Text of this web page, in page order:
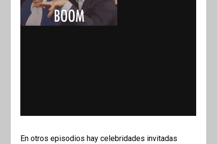
En otros episodios hay celebridades invitadas